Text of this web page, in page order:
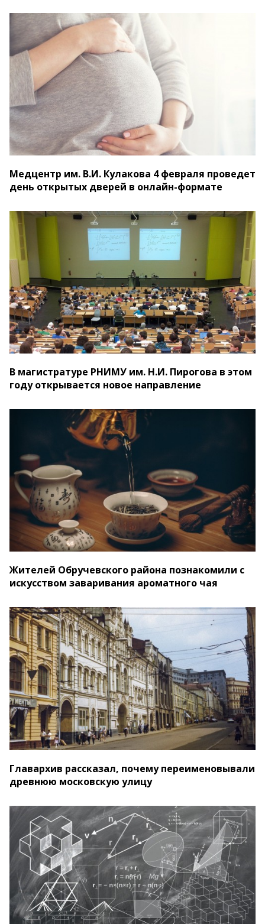
Медцентр им. В.И. Кулакова 4 февраля проведет
день открытых дверей в онлайн-формате
В магистратуре РНИМУ им. Н.И. Пирогова в этом
году открывается новое направление
Жителей Обручевского района познакомили с
искусством заваривания ароматного чая
Главархив рассказал, почему переименовывали
древнюю московскую улицу